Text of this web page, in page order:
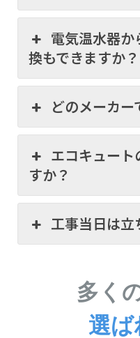
電気温水器
換もできますか？
どのメーカー
エコキュート
すか？
工事当日は立
多く
選ば